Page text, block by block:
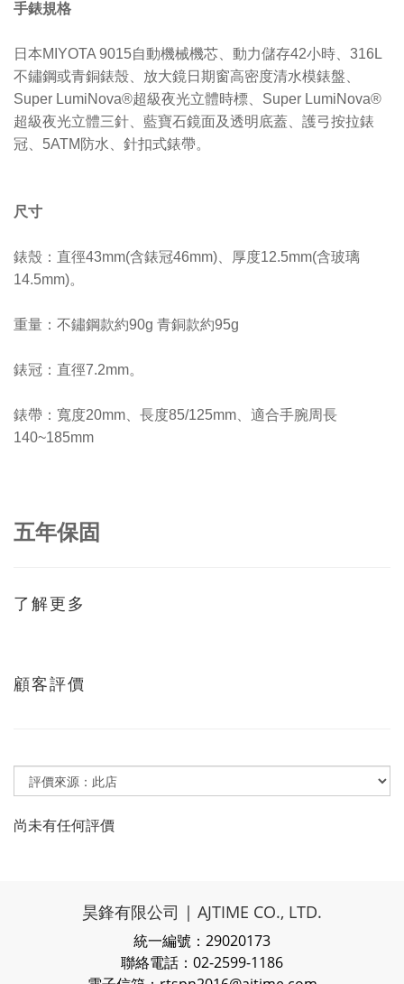
手錶規格
日本MIYOTA 9015自動機械機芯、動力儲存42小時、316L
不鏽鋼或青銅錶殼、放大鏡日期窗高密度清水模錶盤、
Super LumiNova®超級夜光立體時標、Super LumiNova®
超級夜光立體三針、藍寶石鏡面及透明底蓋、護弓按拉錶
冠、5ATM防水、針扣式錶帶。
尺寸
錶殼：直徑43mm(含錶冠46mm)、厚度12.5mm(含玻璃
14.5mm)。
重量：不鏽鋼款約90g 青銅款約95g
錶冠：直徑7.2mm。
錶帶：寬度20mm、長度85/125mm、適合手腕周長
140~185mm
五年保固
了解更多
顧客評價
尚未有任何評價
昊鋒有限公司 | AJTIME CO., LTD.
統一編號：29020173
聯絡電話：02-2599-1186